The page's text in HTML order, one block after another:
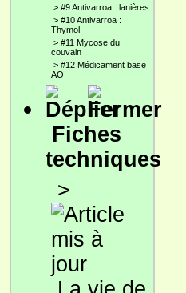
> #9 Antivarroa : lanières
> #10 Antivarroa :
Thymol
> #11 Mycose du
couvain
> #12 Médicament base
AO
Fiches
techniques
>